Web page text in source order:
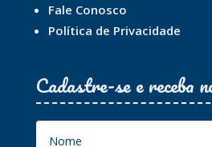
Fale Conosco
Política de Privacidade
Cadastre-se e receba